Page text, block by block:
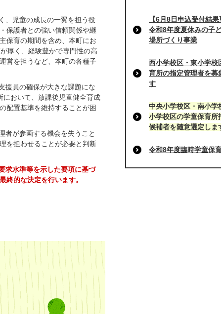
、児童の成長の一翼を担う役
保護者との強い信頼関係や継
保育の期間を含め、本町にお
厚く、経験豊かで専門性の高
営を担うなど、本町の各種子
援員の確保が大きな課題にな
において、放課後児童健全育成
配置基準を維持することが困
者が参画する機会を失うこと
を担わせることが必要と判断
求水準等を示した要項に基づ
終的な決定を行います。
【6月8日申込受付結果
令和8年度夏休みの子
場所づくり事業
西小学校区・東小学校
育所の指定管理者を募
す
中央小学校区・南小学
小学校区の学童保育所
候補者を随意選定しま
令和8年度臨時学童保